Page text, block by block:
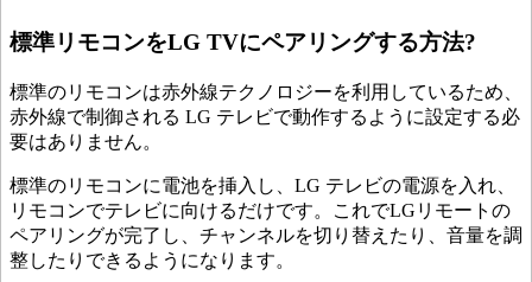
標準リモコンをLG TVにペアリングする方法?
標準のリモコンは赤外線テクノロジーを利用しているため、
赤外線で制御される LG テレビで動作するように設定する必
要はありません。
標準のリモコンに電池を挿入し、LG テレビの電源を入れ、
リモコンでテレビに向けるだけです。これでLGリモートの
ペアリングが完了し、チャンネルを切り替えたり、音量を調
整したりできるようになります。